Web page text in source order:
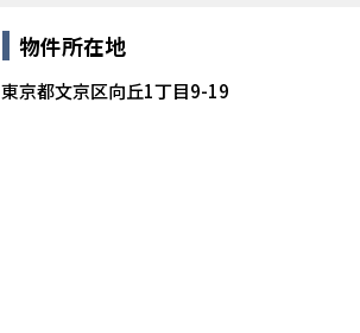
物件所在地
東京都文京区向丘1丁目9-19